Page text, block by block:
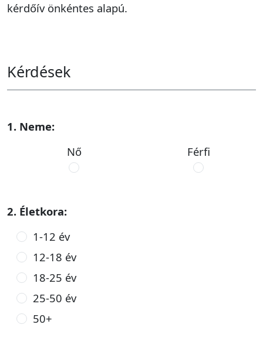
kérdőív önkéntes alapú.
Kérdések
1. Neme:
Nő
Férfi
2. Életkora:
1-12 év
12-18 év
18-25 év
25-50 év
50+